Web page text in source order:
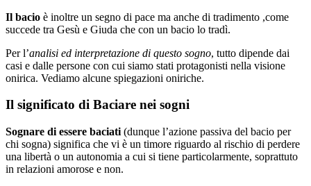
Il bacio è inoltre un segno di pace ma anche di tradimento ,come
succede tra Gesù e Giuda che con un bacio lo tradì.
Per l’analisi ed interpretazione di questo sogno, tutto dipende dai
casi e dalle persone con cui siamo stati protagonisti nella visione
onirica. Vediamo alcune spiegazioni oniriche.
Il significato di Baciare nei sogni
Sognare di essere baciati (dunque l’azione passiva del bacio per
chi sogna) significa che vi è un timore riguardo al rischio di perdere
una libertà o un autonomia a cui si tiene particolarmente, soprattuto
in relazioni amorose e non.